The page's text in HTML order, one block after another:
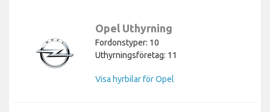
Opel Uthyrning
Fordonstyper: 10
Uthyrningsföretag: 11
Visa hyrbilar för Opel